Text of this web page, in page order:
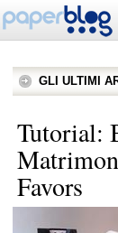
GLI ULTIMI
Tutorial:
Favors